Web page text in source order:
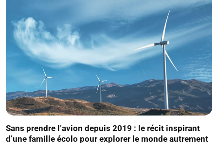
Sans prendre l’avion depuis 2019 : le récit inspirant
d’une famille écolo pour explorer le monde autrement